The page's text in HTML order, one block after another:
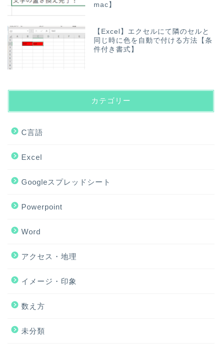
mac】
【Excel】エクセルにて隣のセルと
同じ時に色を自動で付ける方法【条
件付き書式】
カテゴリー
C言語
Excel
Googleスプレッドシート
Powerpoint
Word
アクセス・地理
イメージ・印象
数え方
未分類